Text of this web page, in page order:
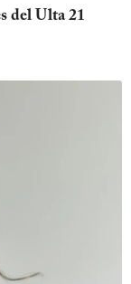
del Ulta 21